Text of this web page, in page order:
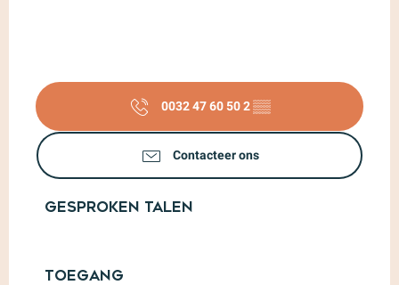
0032 47 60 50 2▒▒
Contacteer ons
Gesproken talen
Gesproken talen
Toegang
Toegang